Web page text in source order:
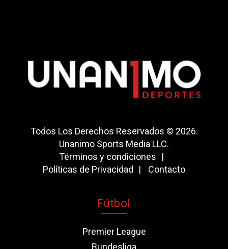
Todos Los Derechos Reservados © 2026.
Unanimo Sports Media LLC.
Términos y condiciones
Políticas de Privacidad
Contacto
Fútbol
Premier League
Bundesliga